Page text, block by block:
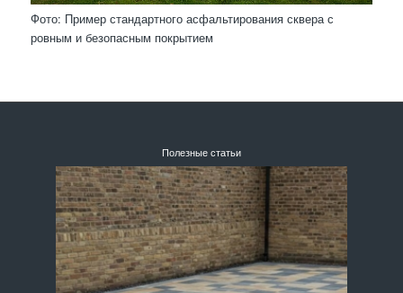
Фото: Пример стандартного асфальтирования сквера с
ровным и безопасным покрытием
Полезные статьи